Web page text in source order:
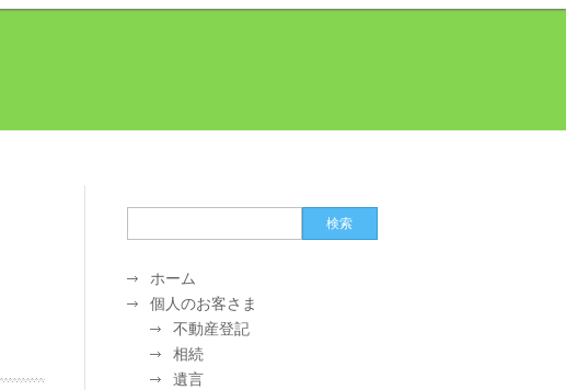
ホーム
個人のお客さま
不動産登記
相続
遺言